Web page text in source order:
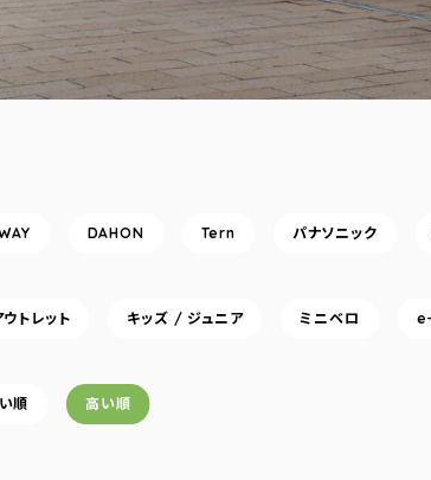
DAHON Tern パナソニック
ウトレット キッズ / ジュニア ミニベロ
順 高い順